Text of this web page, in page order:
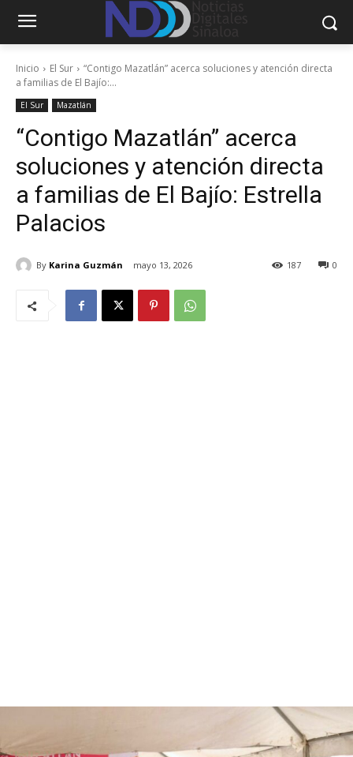
Inicio El Sur
“Contigo Mazatlán” acerca soluciones y atención directa
a familias de El Bajío:...
El Sur Mazatlán
“Contigo Mazatlán” acerca
soluciones y atención directa
a familias de El Bajío: Estrella
Palacios
By Karina Guzmán mayo 13, 2026 0
187